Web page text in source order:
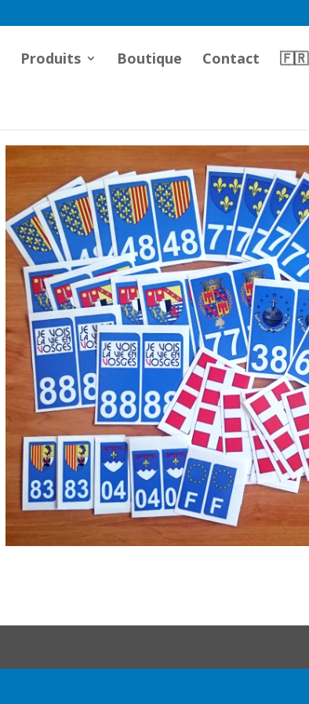
Produits Boutique Contact 🇫🇷